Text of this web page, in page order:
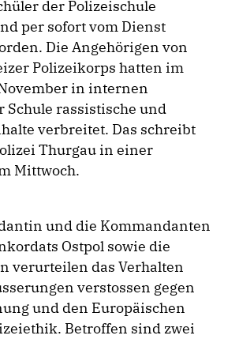
der Polizeischule
per sofort vom Dienst
Die Angehörigen von
Polizeikorps hatten im
in internen
Schule rassistische und
verbreitet. Das schreibt
Thurgau in einer
Mittwoch.
und die Kommandanten
Ostpol sowie die
verurteilen das Verhalten
verstossen gegen
und den Europäischen
Betroffen sind zwei